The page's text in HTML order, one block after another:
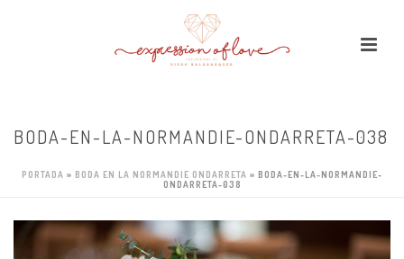
BODA-EN-LA-NORMANDIE-ONDARRETA-038
PORTADA » BODA EN LA NORMANDIE ONDARRETA » BODA-EN-LA-NORMANDIE-
ONDARRETA-038